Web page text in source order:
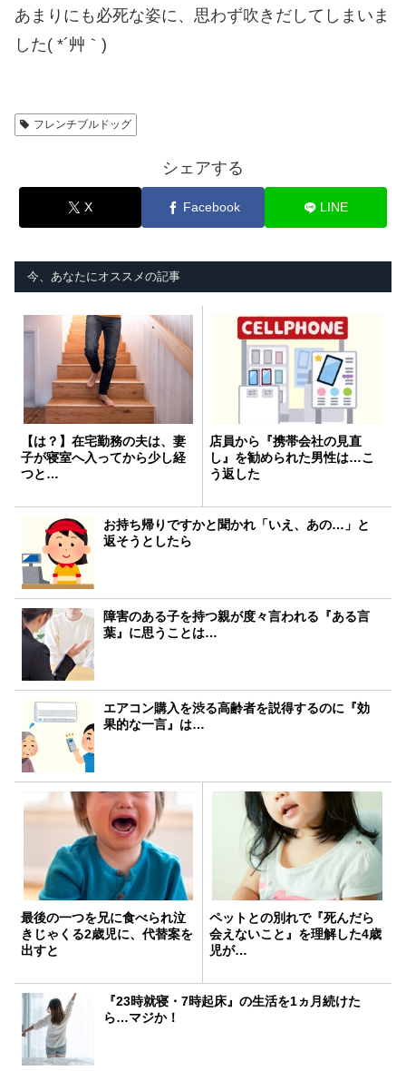
あまりにも必死な姿に、思わず吹きだしてしまいま
した( *´艸｀)
フレンチブルドッグ
シェアする
X Facebook LINE
今、あなたにオススメの記事
【は？】在宅勤務の夫は、妻
子が寝室へ入ってから少し経
つと…
店員から『携帯会社の見直
し』を勧められた男性は…こ
う返した
お持ち帰りですかと聞かれ「いえ、あの…」と
返そうとしたら
障害のある子を持つ親が度々言われる『ある言
葉』に思うことは…
エアコン購入を渋る高齢者を説得するのに『効
果的な一言』は…
最後の一つを兄に食べられ泣
きじゃくる2歳児に、代替案を
出すと
ペットとの別れで『死んだら
会えないこと』を理解した4歳
児が…
『23時就寝・7時起床』の生活を1ヵ月続けた
ら…マジか！